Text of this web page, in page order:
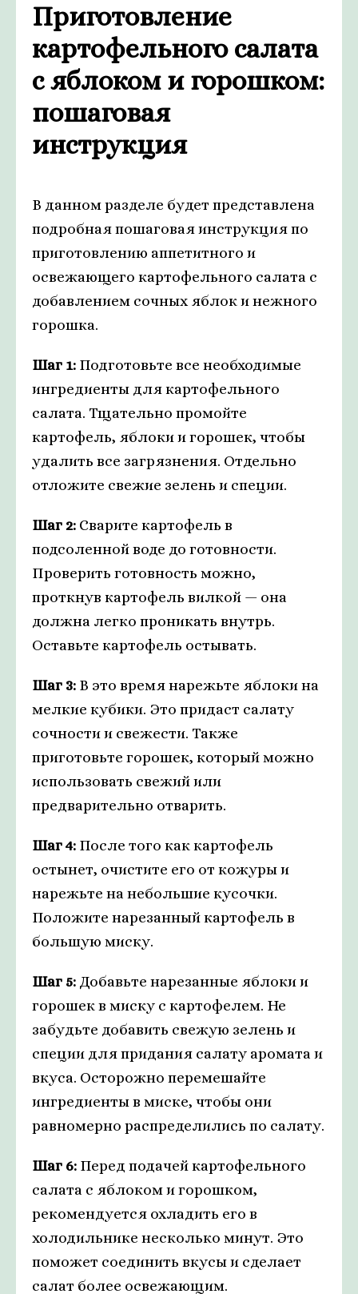
Приготовление
картофельного салата
с яблоком и горошком:
пошаговая
инструкция
В данном разделе будет представлена
подробная пошаговая инструкция по
приготовлению аппетитного и
освежающего картофельного салата с
добавлением сочных яблок и нежного
горошка.
Шаг 1: Подготовьте все необходимые
ингредиенты для картофельного
салата. Тщательно промойте
картофель, яблоки и горошек, чтобы
удалить все загрязнения. Отдельно
отложите свежие зелень и специи.
Шаг 2: Сварите картофель в
подсоленной воде до готовности.
Проверить готовность можно,
проткнув картофель вилкой — она
должна легко проникать внутрь.
Оставьте картофель остывать.
Шаг 3: В это время нарежьте яблоки на
мелкие кубики. Это придаст салату
сочности и свежести. Также
приготовьте горошек, который можно
использовать свежий или
предварительно отварить.
Шаг 4: После того как картофель
остынет, очистите его от кожуры и
нарежьте на небольшие кусочки.
Положите нарезанный картофель в
большую миску.
Шаг 5: Добавьте нарезанные яблоки и
горошек в миску с картофелем. Не
забудьте добавить свежую зелень и
специи для придания салату аромата и
вкуса. Осторожно перемешайте
ингредиенты в миске, чтобы они
равномерно распределились по салату.
Шаг 6: Перед подачей картофельного
салата с яблоком и горошком,
рекомендуется охладить его в
холодильнике несколько минут. Это
поможет соединить вкусы и сделает
салат более освежающим.